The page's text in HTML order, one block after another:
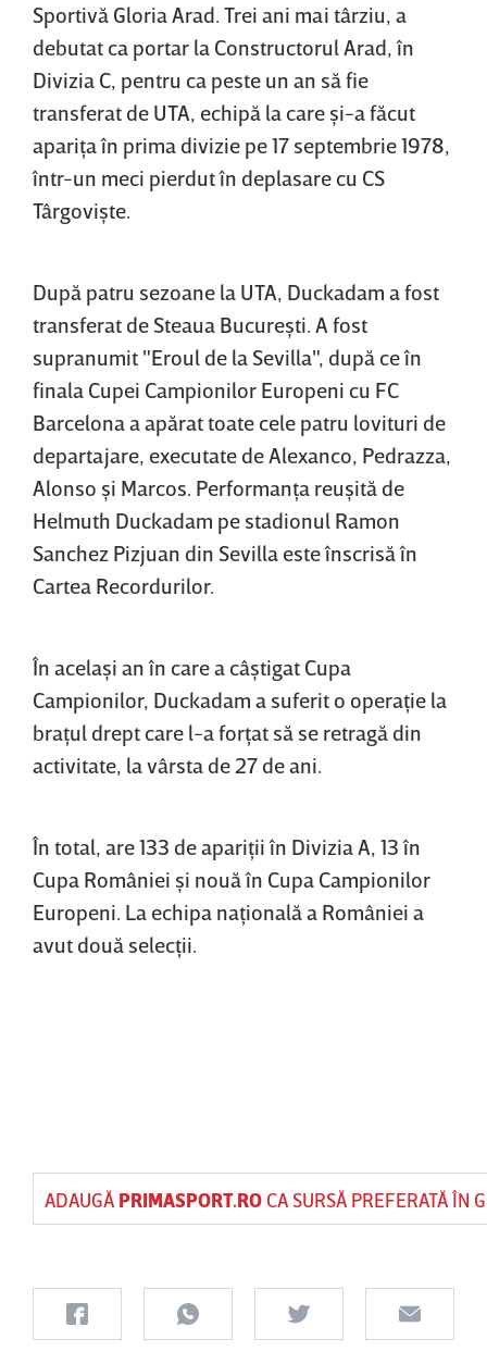
Sportivă Gloria Arad. Trei ani mai târziu, a
debutat ca portar la Constructorul Arad, în
Divizia C, pentru ca peste un an să fie
transferat de UTA, echipă la care şi-a făcut
apariţa în prima divizie pe 17 septembrie 1978,
într-un meci pierdut în deplasare cu CS
Târgovişte.
După patru sezoane la UTA, Duckadam a fost
transferat de Steaua Bucureşti. A fost
supranumit "Eroul de la Sevilla", după ce în
finala Cupei Campionilor Europeni cu FC
Barcelona a apărat toate cele patru lovituri de
departajare, executate de Alexanco, Pedrazza,
Alonso şi Marcos. Performanţa reuşită de
Helmuth Duckadam pe stadionul Ramon
Sanchez Pizjuan din Sevilla este înscrisă în
Cartea Recordurilor.
În acelaşi an în care a câştigat Cupa
Campionilor, Duckadam a suferit o operaţie la
braţul drept care l-a forţat să se retragă din
activitate, la vârsta de 27 de ani.
În total, are 133 de apariţii în Divizia A, 13 în
Cupa României şi nouă în Cupa Campionilor
Europeni. La echipa naţională a României a
avut două selecţii.
ADAUGĂ PRIMASPORT.ROCA SURSĂ PREFERATĂ ÎN